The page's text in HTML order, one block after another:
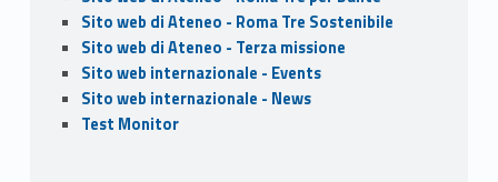
Sito web di Ateneo - Roma Tre Sostenibile
Sito web di Ateneo - Terza missione
Sito web internazionale - Events
Sito web internazionale - News
Test Monitor